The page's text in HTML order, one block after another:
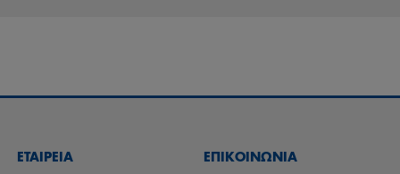
ΕΤΑΙΡΕΙΑ ΕΠΙΚΟΙΝΩΝΊΑ